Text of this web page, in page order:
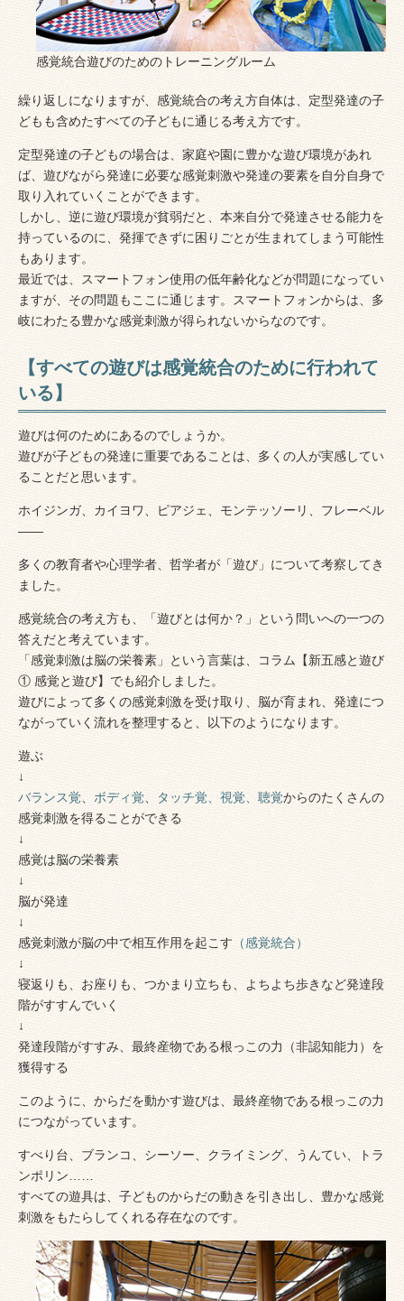
感覚統合遊びのためのトレーニングルーム
繰り返しになりますが、感覚統合の考え方自体は、定型発達の子
どもも含めたすべての子どもに通じる考え方です。
定型発達の子どもの場合は、家庭や園に豊かな遊び環境があれ
ば、遊びながら発達に必要な感覚刺激や発達の要素を自分自身で
取り入れていくことができます。
しかし、逆に遊び環境が貧弱だと、本来自分で発達させる能力を
持っているのに、発揮できずに困りごとが生まれてしまう可能性
もあります。
最近では、スマートフォン使用の低年齢化などが問題になってい
ますが、その問題もここに通じます。スマートフォンからは、多
岐にわたる豊かな感覚刺激が得られないからなのです。
【すべての遊びは感覚統合のために行われて
いる】
遊びは何のためにあるのでしょうか。
遊びが子どもの発達に重要であることは、多くの人が実感してい
ることだと思います。
ホイジンガ、カイヨワ、ピアジェ、モンテッソーリ、フレーベル
——
多くの教育者や心理学者、哲学者が「遊び」について考察してき
ました。
感覚統合の考え方も、「遊びとは何か？」という問いへの一つの
答えだと考えています。
「感覚刺激は脳の栄養素」という言葉は、コラム【新五感と遊び
① 感覚と遊び】でも紹介しました。
遊びによって多くの感覚刺激を受け取り、脳が育まれ、発達につ
ながっていく流れを整理すると、以下のようになります。
遊ぶ
↓
バランス覚
ボディ覚 タッチ覚、視覚、聴覚からのたくさんの
感覚刺激を得ることができる
↓
感覚は脳の栄養素
↓
脳が発達
↓
感覚刺激が脳の中で相互作用を起こす （感覚統合）
↓
寝返りも、お座りも、つかまり立ちも、よちよち歩きなど発達段
階がすすんでいく
↓
発達段階がすすみ、最終産物である根っこの力（非認知能力）を
獲得する
このように、からだを動かす遊びは、最終産物である根っこの力
につながっています。
すべり台、ブランコ、シーソー、クライミング、うんてい、トラ
ンポリン……
すべての遊具は、子どものからだの動きを引き出し、豊かな感覚
刺激をもたらしてくれる存在なのです。